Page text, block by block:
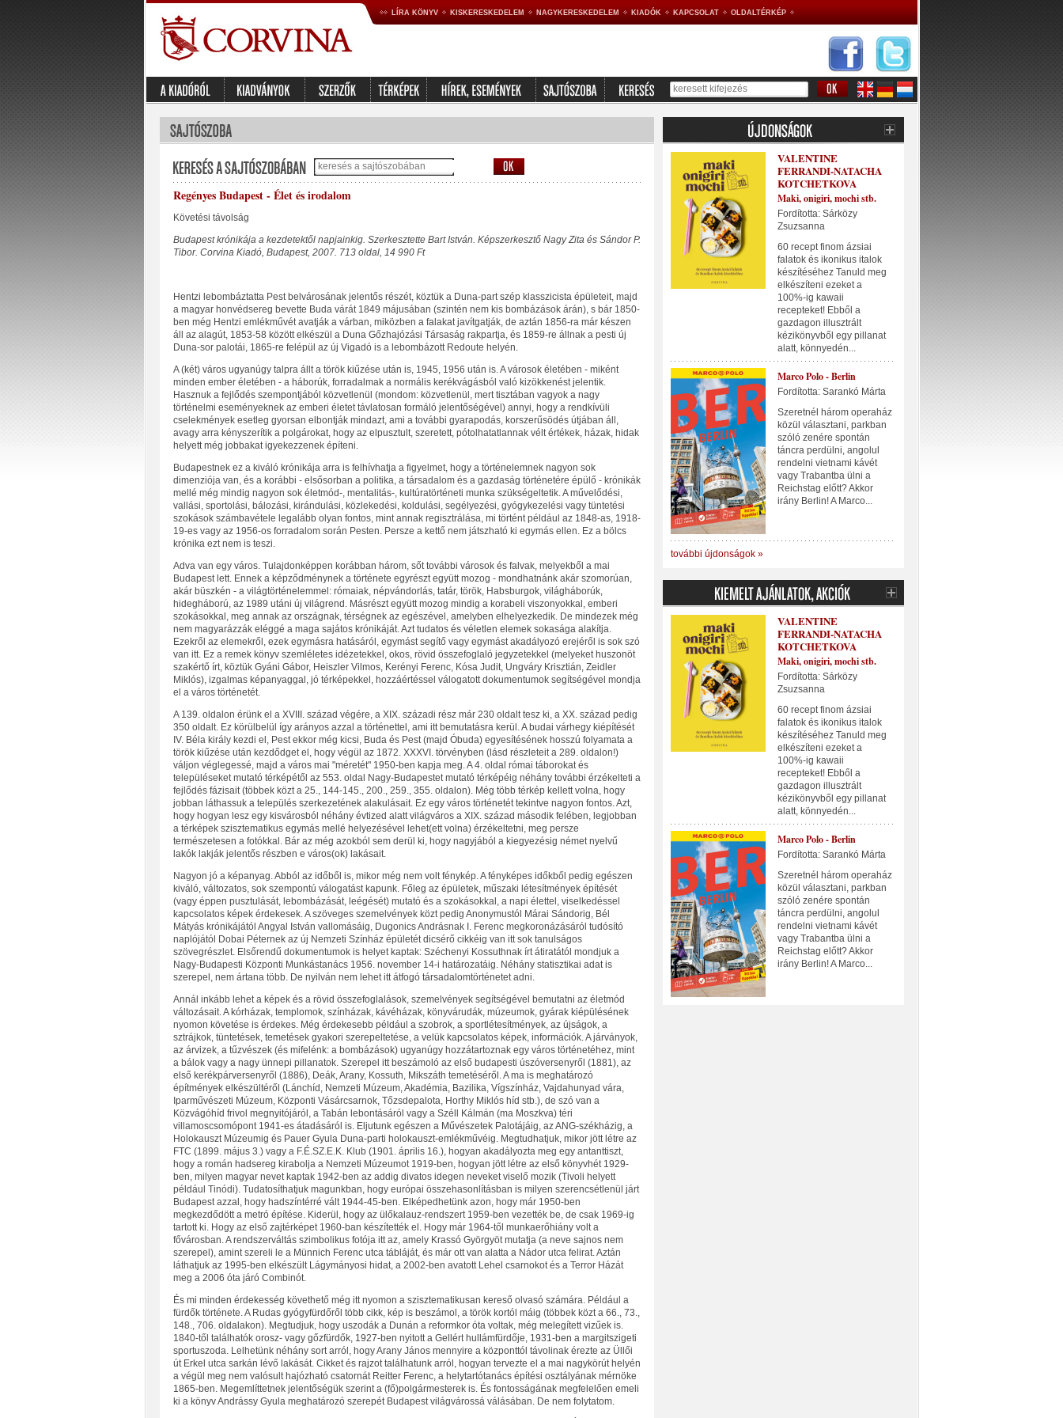
LÍRA KÖNYV KISKERESKEDELEM NAGYKERESKEDELEM KIADÓK KAPCSOLAT OLDALTÉRKÉP
Regényes Budapest - Élet és irodalom
Követési távolság
Budapest krónikája a kezdetektől napjainkig. Szerkesztette Bart István. Képszerkesztő Nagy Zita és Sándor P.
Tibor. Corvina Kiadó, Budapest, 2007. 713 oldal, 14 990 Ft
Hentzi lebombáztatta Pest belvárosának jelentős részét, köztük a Duna-part szép klasszicista épületeit, majd
a magyar honvédsereg bevette Buda várát 1849 májusában (szintén nem kis bombázások árán), s bár 1850-
ben még Hentzi emlékművét avatják a várban, miközben a falakat javítgatják, de aztán 1856-ra már készen
áll az alagút, 1853-58 között elkészül a Duna Gőzhajózási Társaság rakpartja, és 1859-re állnak a pesti új
Duna-sor palotái, 1865-re felépül az új Vigadó is a lebombázott Redoute helyén.
A (két) város ugyanúgy talpra állt a török kiűzése után is, 1945, 1956 után is. A városok életében - miként
minden ember életében - a háborúk, forradalmak a normális kerékvágásból való kizökkenést jelentik.
Hasznuk a fejlődés szempontjából közvetlenül (mondom: közvetlenül, mert tisztában vagyok a nagy
történelmi eseményeknek az emberi életet távlatosan formáló jelentőségével) annyi, hogy a rendkívüli
cselekmények esetleg gyorsan elbontják mindazt, ami a további gyarapodás, korszerűsödés útjában áll,
avagy arra kényszerítik a polgárokat, hogy az elpusztult, szeretett, pótolhatatlannak vélt értékek, házak, hidak
helyett még jobbakat igyekezzenek építeni.
Budapestnek ez a kiváló krónikája arra is felhívhatja a figyelmet, hogy a történelemnek nagyon sok
dimenziója van, és a korábbi - elsősorban a politika, a társadalom és a gazdaság történetére épülő - krónikák
mellé még mindig nagyon sok életmód-, mentalitás-, kultúratörténeti munka szükségeltetik. A művelődési,
vallási, sportolási, bálozási, kirándulási, közlekedési, koldulási, segélyezési, gyógykezelési vagy tüntetési
szokások számbavétele legalább olyan fontos, mint annak regisztrálása, mi történt például az 1848-as, 1918-
19-es vagy az 1956-os forradalom során Pesten. Persze a kettő nem játszható ki egymás ellen. Ez a bölcs
krónika ezt nem is teszi.
Adva van egy város. Tulajdonképpen korábban három, sőt további városok és falvak, melyekből a mai
Budapest lett. Ennek a képződménynek a története egyrészt együtt mozog - mondhatnánk akár szomorúan,
akár büszkén - a világtörténelemmel: rómaiak, népvándorlás, tatár, török, Habsburgok, világháborúk,
hidegháború, az 1989 utáni új világrend. Másrészt együtt mozog mindig a korabeli viszonyokkal, emberi
szokásokkal, meg annak az országnak, térségnek az egészével, amelyben elhelyezkedik. De mindezek még
nem magyarázzák eléggé a maga sajátos krónikáját. Azt tudatos és véletlen elemek sokasága alakítja.
Ezekről az elemekről, ezek egymásra hatásáról, egymást segítő vagy egymást akadályozó erejéről is sok szó
van itt. Ez a remek könyv szemléletes idézetekkel, okos, rövid összefoglaló jegyzetekkel (melyeket huszonöt
szakértő írt, köztük Gyáni Gábor, Heiszler Vilmos, Kerényi Ferenc, Kósa Judit, Ungváry Krisztián, Zeidler
Miklós), izgalmas képanyaggal, jó térképekkel, hozzáértéssel válogatott dokumentumok segítségével mondja
el a város történetét.
A 139. oldalon érünk el a XVIII. század végére, a XIX. századi rész már 230 oldalt tesz ki, a XX. század pedig
350 oldalt. Ez körülbelül így arányos azzal a történettel, ami itt bemutatásra kerül. A budai várhegy kiépítését
IV. Béla király kezdi el, Pest ekkor még kicsi, Buda és Pest (majd Óbuda) egyesítésének hosszú folyamata a
török kiűzése után kezdődget el, hogy végül az 1872. XXXVI. törvényben (lásd részleteit a 289. oldalon!)
váljon véglegessé, majd a város mai "méretét" 1950-ben kapja meg. A 4. oldal római táborokat és
településeket mutató térképétől az 553. oldal Nagy-Budapestet mutató térképéig néhány további érzékelteti a
fejlődés fázisait (többek közt a 25., 144-145., 200., 259., 355. oldalon). Még több térkép kellett volna, hogy
jobban láthassuk a település szerkezetének alakulásait. Ez egy város történetét tekintve nagyon fontos. Azt,
hogy hogyan lesz egy kisvárosból néhány évtized alatt világváros a XIX. század második felében, legjobban
a térképek szisztematikus egymás mellé helyezésével lehet(ett volna) érzékeltetni, meg persze
természetesen a fotókkal. Bár az még azokból sem derül ki, hogy nagyjából a kiegyezésig német nyelvű
lakók lakják jelentős részben e város(ok) lakásait.
Nagyon jó a képanyag. Abból az időből is, mikor még nem volt fénykép. A fényképes időkből pedig egészen
kiváló, változatos, sok szempontú válogatást kapunk. Főleg az épületek, műszaki létesítmények építését
(vagy éppen pusztulását, lebombázását, leégését) mutató és a szokásokkal, a napi élettel, viselkedéssel
kapcsolatos képek érdekesek. A szöveges szemelvények közt pedig Anonymustól Márai Sándorig, Bél
Mátyás krónikájától Angyal István vallomásáig, Dugonics Andrásnak I. Ferenc megkoronázásáról tudósító
naplójától Dobai Péternek az új Nemzeti Színház épületét dicsérő cikkéig van itt sok tanulságos
szövegrészlet. Elsőrendű dokumentumok is helyet kaptak: Széchenyi Kossuthnak írt átiratától mondjuk a
Nagy-Budapesti Központi Munkástanács 1956. november 14-i határozatáig. Néhány statisztikai adat is
szerepel, nem ártana több. De nyilván nem lehet itt átfogó társadalomtörténetet adni.
Annál inkább lehet a képek és a rövid összefoglalások, szemelvények segítségével bemutatni az életmód
változásait. A kórházak, templomok, színházak, kávéházak, könyvárudák, múzeumok, gyárak kiépülésének
nyomon követése is érdekes. Még érdekesebb például a szobrok, a sportlétesítmények, az újságok, a
sztrájkok, tüntetések, temetések gyakori szerepeltetése, a velük kapcsolatos képek, információk. A járványok,
az árvizek, a tűzvészek (és mifelénk: a bombázások) ugyanúgy hozzátartoznak egy város történetéhez, mint
a bálok vagy a nagy ünnepi pillanatok. Szerepel itt beszámoló az első budapesti úszóversenyről (1881), az
első kerékpárversenyről (1886), Deák, Arany, Kossuth, Mikszáth temetéséről. A ma is meghatározó
építmények elkészültéről (Lánchíd, Nemzeti Múzeum, Akadémia, Bazilika, Vígszínház, Vajdahunyad vára,
Iparművészeti Múzeum, Központi Vásárcsarnok, Tőzsdepalota, Horthy Miklós híd stb.), de szó van a
Közvágóhíd frivol megnyitójáról, a Tabán lebontásáról vagy a Széll Kálmán (ma Moszkva) téri
villamoscsomópont 1941-es átadásáról is. Eljutunk egészen a Művészetek Palotájáig, az ANG-székházig, a
Holokauszt Múzeumig és Pauer Gyula Duna-parti holokauszt-emlékművéig. Megtudhatjuk, mikor jött létre az
FTC (1899. május 3.) vagy a F.É.SZ.E.K. Klub (1901. április 16.), hogyan akadályozta meg egy antanttiszt,
hogy a román hadsereg kirabolja a Nemzeti Múzeumot 1919-ben, hogyan jött létre az első könyvhét 1929-
ben, milyen magyar nevet kaptak 1942-ben az addig divatos idegen neveket viselő mozik (Tivoli helyett
például Tinódi). Tudatosíthatjuk magunkban, hogy európai összehasonlításban is milyen szerencsétlenül járt
Budapest azzal, hogy hadszíntérré vált 1944-45-ben. Elképedhetünk azon, hogy már 1950-ben
megkezdődött a metró építése. Kiderül, hogy az ülőkalauz-rendszert 1959-ben vezették be, de csak 1969-ig
tartott ki. Hogy az első zajtérképet 1960-ban készítették el. Hogy már 1964-től munkaerőhiány volt a
fővárosban. A rendszerváltás szimbolikus fotója itt az, amely Krassó Györgyöt mutatja (a neve sajnos nem
szerepel), amint szereli le a Münnich Ferenc utca tábláját, és már ott van alatta a Nádor utca felirat. Aztán
láthatjuk az 1995-ben elkészült Lágymányosi hidat, a 2002-ben avatott Lehel csarnokot és a Terror Házát
meg a 2006 óta járó Combinót.
És mi minden érdekesség követhető még itt nyomon a szisztematikusan kereső olvasó számára. Például a
fürdők története. A Rudas gyógyfürdőről több cikk, kép is beszámol, a török kortól máig (többek közt a 66., 73.,
148., 706. oldalakon). Megtudjuk, hogy uszodák a Dunán a reformkor óta voltak, még melegített vizűek is.
1840-től találhatók orosz- vagy gőzfürdők, 1927-ben nyitott a Gellért hullámfürdője, 1931-ben a margitszigeti
sportuszoda. Lelhetünk néhány sort arról, hogy Arany János mennyire a központtól távolinak érezte az Üllői
út Erkel utca sarkán lévő lakását. Cikket és rajzot találhatunk arról, hogyan tervezte el a mai nagykörút helyén
a végül meg nem valósult hajózható csatornát Reitter Ferenc, a helytartótanács építési osztályának mérnöke
1865-ben. Megemlíttetnek jelentőségük szerint a (fő)polgármesterek is. És fontosságának megfelelően emeli
ki a könyv Andrássy Gyula meghatározó szerepét Budapest világvárossá válásában. De nem folytatom.
VALENTINE
FERRANDI-NATACHA
KOTCHETKOVA
Maki, onigiri, mochi stb.
Fordította: Sárközy
Zsuzsanna
60 recept finom ázsiai
falatok és ikonikus italok
készítéséhez Tanuld meg
elkészíteni ezeket a
100%-ig kawaii
recepteket! Ebből a
gazdagon illusztrált
kézikönyvből egy pillanat
alatt, könnyedén...
Marco Polo - Berlin
Fordította: Sarankó Márta
Szeretnél három operaház
közül választani, parkban
szóló zenére spontán
táncra perdülni, angolul
rendelni vietnami kávét
vagy Trabantba ülni a
Reichstag előtt? Akkor
irány Berlin! A Marco...
további újdonságok »
VALENTINE
FERRANDI-NATACHA
KOTCHETKOVA
Maki, onigiri, mochi stb.
Fordította: Sárközy
Zsuzsanna
60 recept finom ázsiai
falatok és ikonikus italok
készítéséhez Tanuld meg
elkészíteni ezeket a
100%-ig kawaii
recepteket! Ebből a
gazdagon illusztrált
kézikönyvből egy pillanat
alatt, könnyedén...
Marco Polo - Berlin
Fordította: Sarankó Márta
Szeretnél három operaház
közül választani, parkban
szóló zenére spontán
táncra perdülni, angolul
rendelni vietnami kávét
vagy Trabantba ülni a
Reichstag előtt? Akkor
irány Berlin! A Marco...